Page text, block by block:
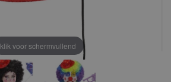
klik voor schermvullend